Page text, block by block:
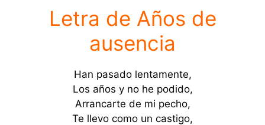
Letra de Años de
ausencia
Han pasado lentamente,
Los años y no he podido,
Arrancarte de mi pecho,
Te llevo como un castigo,